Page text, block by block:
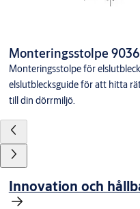
Monteringsstolpe 9036
Monteringsstolpe för
elslutblecksguide för att hitta
till din dörrmiljö.
Innovation och